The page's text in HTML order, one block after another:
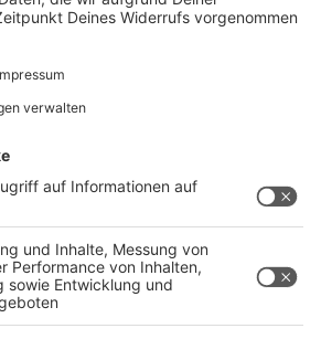
gefragt, auf was
Hier sind die wichtigsten Punkte
jeweilige Seite ein Impressum
Sitz der Ferienwohnung sollte
überprüft werden.
auf Buchungsseiten aufgeführt
diese auf ihre Richtigkeit des
werden.
mit Anbietern sollte stets